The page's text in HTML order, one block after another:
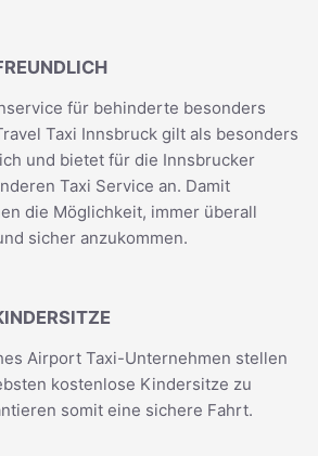
für behinderte besonders
Taxi Innsbruck gilt als besonders
und bietet für die Innsbrucker
Taxi Service an. Damit
die Möglichkeit, immer überall
sicher anzukommen.
Airport Taxi-Unternehmen stellen
kostenlose Kindersitze zu
somit eine sichere Fahrt.